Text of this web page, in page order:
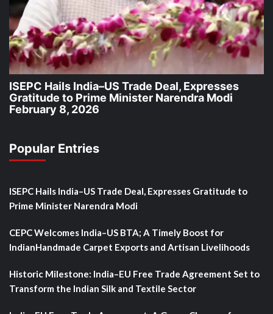
ISEPC Hails India–US Trade Deal, Expresses
Gratitude to Prime Minister Narendra Modi
February 8, 2026
Popular Entries
ISEPC Hails India–US Trade Deal, Expresses Gratitude to
Prime Minister Narendra Modi
CEPC Welcomes India–US BTA; A Timely Boost for
IndianHandmade Carpet Exports and Artisan Livelihoods
Historic Milestone: India–EU Free Trade Agreement Set to
Transform the Indian Silk and Textile Sector